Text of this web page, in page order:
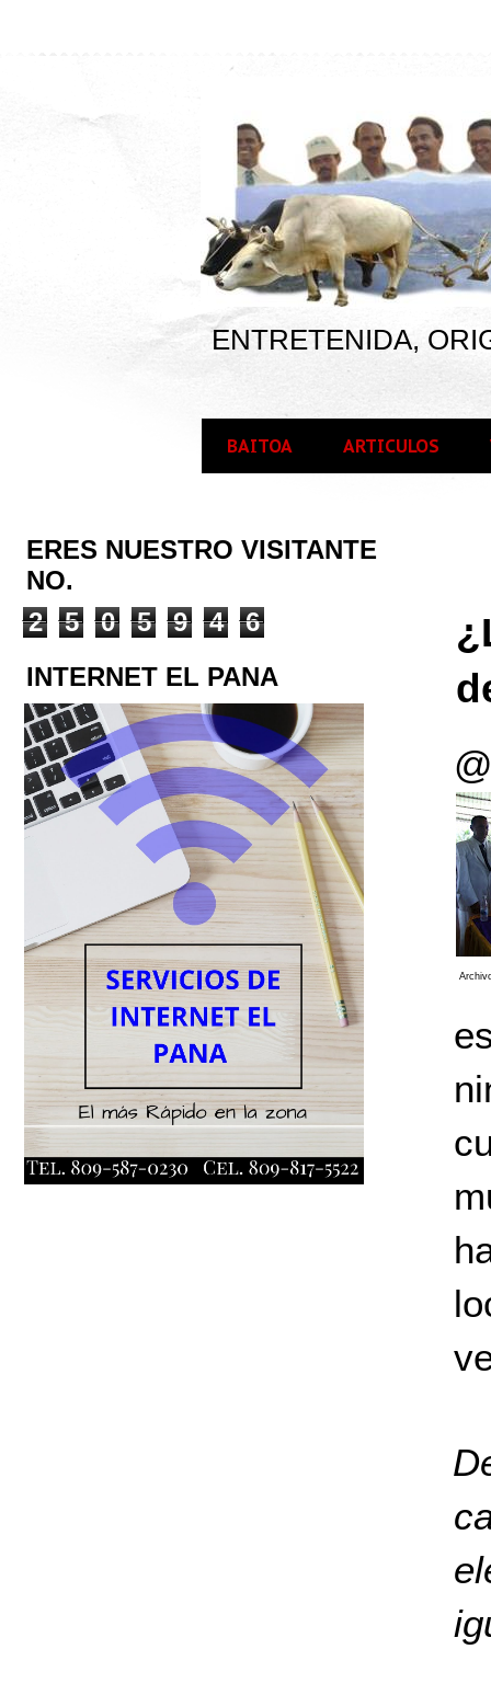
ENTRETENIDA,
BAITOA ARTICULOS
ERES NUESTRO VISITANTE
NO.
2
5 0 5 9 4
6
INTERNET EL PANA